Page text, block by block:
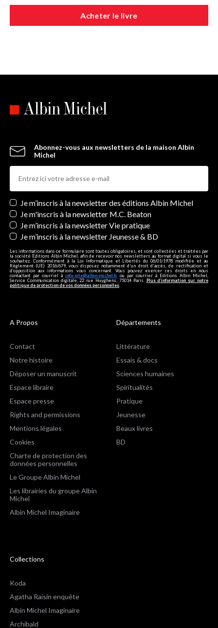
Acheter le livre
Abonnez-vous aux newsletters de la maison Albin
Michel
Newsletters
Je m’inscris à la newsletter des éditions Albin Michel
Je m'inscris à la newsletter M.C. Beaton
Je m’inscris à la newsletter Vie pratique
Je m’inscris à la newsletter Jeunesse & BD
Les informations dans ce formulaire sont toutes obligatoires, et sont collectées et traitées par
la société Editions Albin Michel, afin de recevoir nos newsletters au format digital si vous le
souhaitez. Conformément à la Loi Informatique et Libertés du 06/01/1978 modifiée et au
Règlement (UE) 2016/679, vous disposez notamment d'un droit d'accès, de rectification et
d’opposition aux informations vous concernant. Vous pouvez exercer ces droits en nous
contactant par courriel à info-site@albin-michel.fr ou par courrier à Editions Albin Michel,
Service Communication digitale, 22 rue Huyghens, 75014 Paris. Plus d’information sur notre
politique de protection de vos données personnelles
A Propos
Contact
Notre histoire
Déposer un manuscrit
Espace libraire
Espace presse
Rights and permissions
Mentions légales
Cookies
Charte de protection des
données personnelles
Le Groupe Albin Michel
Les librairies du groupe Albin
Michel
Albin Michel Imaginaire
Départements
Littérature
Essais & docs
Sciences humaines
Spiritualités
Pratique
Jeunesse
Beaux livres
BD
Collections
Koda
Agatha Raisin enquête
Albin Michel Imaginaire
Archibald